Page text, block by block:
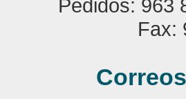
Pedidos: 963
Fax: